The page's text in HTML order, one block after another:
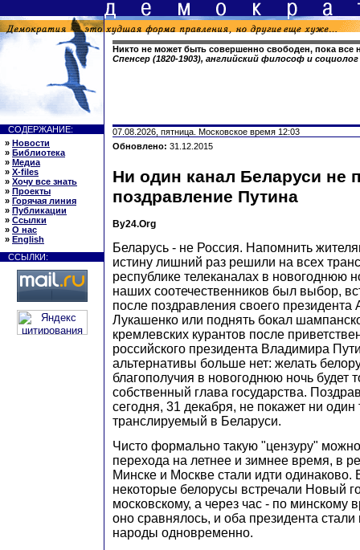
Никто не может быть совершенно свободен, пока все
Спенсер (1820-1903), английский философ и социолог
СОДЕРЖАНИЕ:
» Новости
» Библиотека
» Медиа
» X-files
» Хочу все знать
» Проекты
» Горячая линия
» Публикации
» Ссылки
» О нас
» English
ССЫЛКИ:
07.08.2026, пятница. Московское время 12:03
Обновлено: 31.12.2015
Ни один канал Беларуси не
поздравление Путина
By24.Org
Беларусь - не Россия. Напомнить
истину лишний раз решили на всех
республике телеканалах в новогоднюю
наших соотечественников был выбор,
после поздравления своего президента
Лукашенко или поднять бокал
кремлевских курантов после
российского президента Владимира
альтернативы больше нет: желать
благополучия в новогоднюю ночь будет
собственный глава государства.
сегодня, 31 декабря, не покажет ни один
транслируемый в Беларуси.
Чисто формально такую "цензуру"
перехода на летнее и зимнее время, в
Минске и Москве стали идти одинаково.
некоторые белорусы встречали Новый
московскому, а через час - по минскому
оно сравнялось, и оба президента стали
народы одновременно.